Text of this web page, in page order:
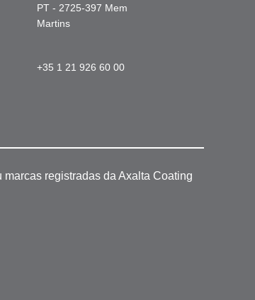
PT - 2725-397 Mem
Martins
+35 1 21 926 60 00
registradas da Axalta Coating